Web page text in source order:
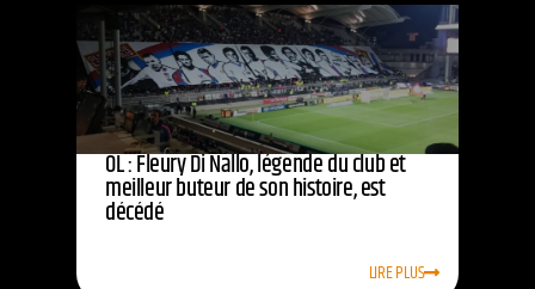
OL : Fleury Di Nallo, légende du club et
meilleur buteur de son histoire, est
décédé
LIRE PLUS